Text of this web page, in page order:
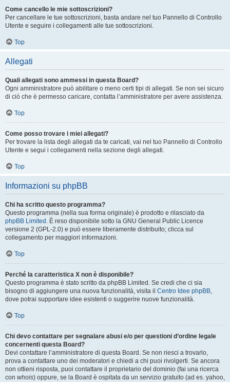
Come cancello le mie sottoscrizioni?
Per cancellare le tue sottoscrizioni, basta andare nel tuo Pannello di Controllo
Utente e seguire i collegamenti alle tue sottoscrizioni.
Top
Allegati
Quali allegati sono ammessi in questa Board?
Ogni amministratore può abilitare o meno certi tipi di allegati. Se non sei sicuro
di ciò che è permesso caricare, contatta l’amministratore per avere assistenza.
Top
Come posso trovare i miei allegati?
Per trovare la lista degli allegati da te caricati, vai nel tuo Pannello di Controllo
Utente e segui i collegamenti nella sezione degli allegati.
Top
Informazioni su phpBB
Chi ha scritto questo programma?
Questo programma (nella sua forma originale) è prodotto e rilasciato da
phpBB Limited . È reso disponibile sotto la GNU General Public Licence
versione 2 (GPL-2.0) e può essere liberamente distribuito; clicca sul
collegamento per maggiori informazioni.
Top
Perché la caratteristica X non è disponibile?
Questo programma è stato scritto da phpBB Limited. Se credi che ci sia
bisogno di aggiungere una nuova funzionalità, visita il Centro Idee phpBB,
dove potrai supportare idee esistenti o suggerire nuove funzionalità.
Top
Chi devo contattare per segnalare abusi e/o per questioni d’ordine legale
concernenti questa Board?
Devi contattare l’amministratore di questa Board. Se non riesci a trovarlo,
prova a contattare uno dei moderatori e chiedi a chi puoi rivolgerti. Se ancora
non ottieni risposta, puoi contattare il proprietario del dominio (fai una ricerca
con whois) oppure, se la Board è ospitata da un servizio gratuito (ad es. yahoo,